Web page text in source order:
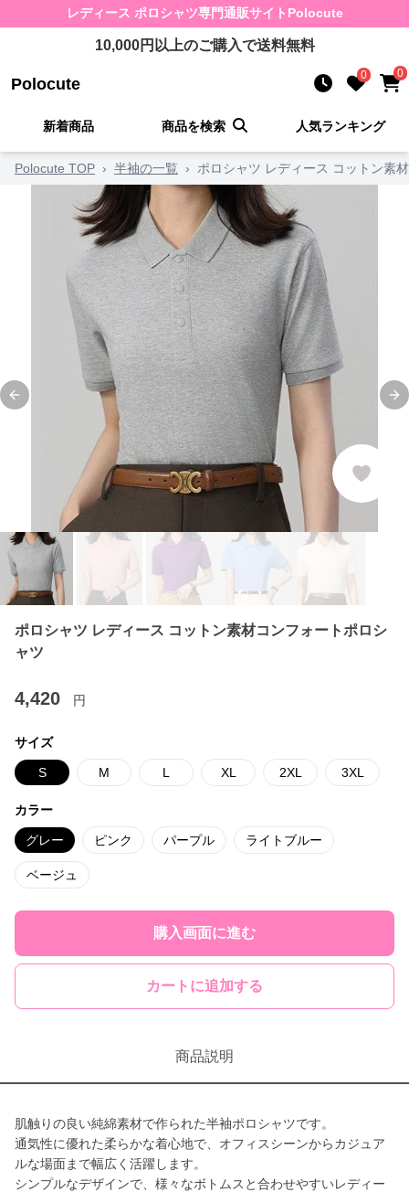
レディース ポロシャツ専門通販サイト Polocute
10,000円以上のご購入で送料無料
Polocute 0 0
新着商品 商品を検索 人気ランキング
Polocute TOP › 半袖の一覧 › ポロシャツ レディース コットン素
Previous slide
ポロシャツ レディース コットン素材コンフォートポロシ
ャツ
4,420 円
サイズ
S M L XL 2XL 3XL
カラー
グレー ピンク パープル ライトブルー
ベージュ
購入画面に進む
カートに追加する
商品説明
肌触りの良い純綿素材で作られた半袖ポロシャツです。
通気性に優れた柔らかな着心地で、オフィスシーンからカジュア
ルな場面まで幅広く活躍します。
シンプルなデザインで、様々なボトムスと合わせやすいレディー